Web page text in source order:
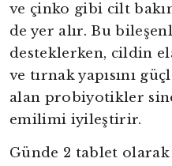
ve çinko gibi cilt
de yer alır. Bu
desteklerken, cildin
ve tırnak yapısını
alan probiyotikler
emilimi iyileştirir.
Günde 2 tablet